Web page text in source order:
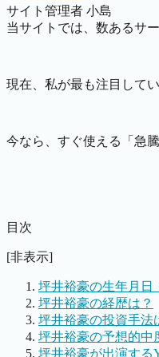
サイト管理者 小島
当サイトでは、数あるサ
現在、私が最も注目して
今なら、すぐ使える「急
目次
[非表示]
坪井裕豪の生年月日
坪井裕豪の経歴は？
坪井裕豪の投資手法
坪井裕豪の予想的中
坪井裕豪が出演する